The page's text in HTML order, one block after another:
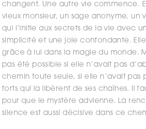
changent. Une autre vie commence.
vieux monsieur, un sage anonyme, un
qui l’initie aux secrets de la vie avec
simplicité et une joie confondante.
grâce à lui dans la magie du monde.
pas été possible si elle n’avait pas
chemin toute seule, si elle n’avait pas
forts qui la libèrent de ses chaînes. Il
pour que le mystère advienne. La
silence est aussi décisive dans ce